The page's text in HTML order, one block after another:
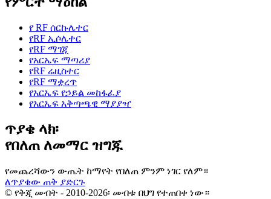
የ RF ሰርኩሌተር
የRF ኢሶሌተር
የRF ማገጃ
የአርኤፍ ማጣሪያ
የRF ሬዚስተር
የRF ማቋረጥ
የአርኤፍ የኃይል መከፋፈያ
የአርኤፍ አቅጣጫዊ ማያያዣ
ጥያቄ ላክ፡
የበለጠ ለመማር ዝግጁ
የመጨረሻውን ውጤት ከማየት የበለጠ ምንም ነገር የለም።
ለጥያቄው ጠቅ ያድርጉ
© የቅጂ መብት - 2010-2026፡ መብቱ በህግ የተጠበቀ ነው።